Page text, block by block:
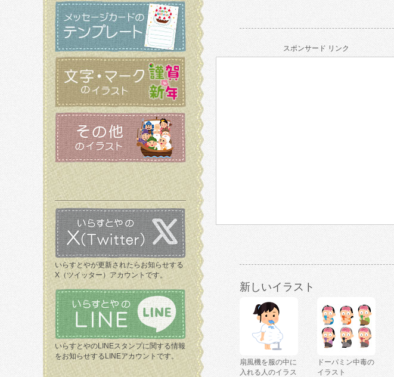
いらすとやが更新されたらお知らせする
X（ツイッター）アカウントです。
いらすとやのLINEスタンプに関する情報
をお知らせするLINEアカウントです。
スポンサード リンク
新しいイラスト
扇風機を服の中に
入れる人のイラス
ドーパミン中毒の
イラスト